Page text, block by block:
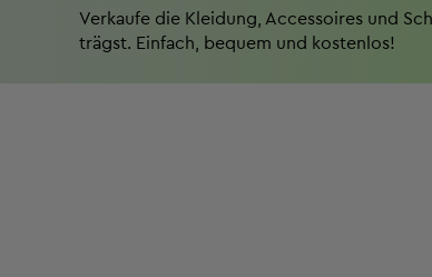
Verkaufe die Kleidung, Accessoires und
trägst. Einfach, bequem und kostenlos!